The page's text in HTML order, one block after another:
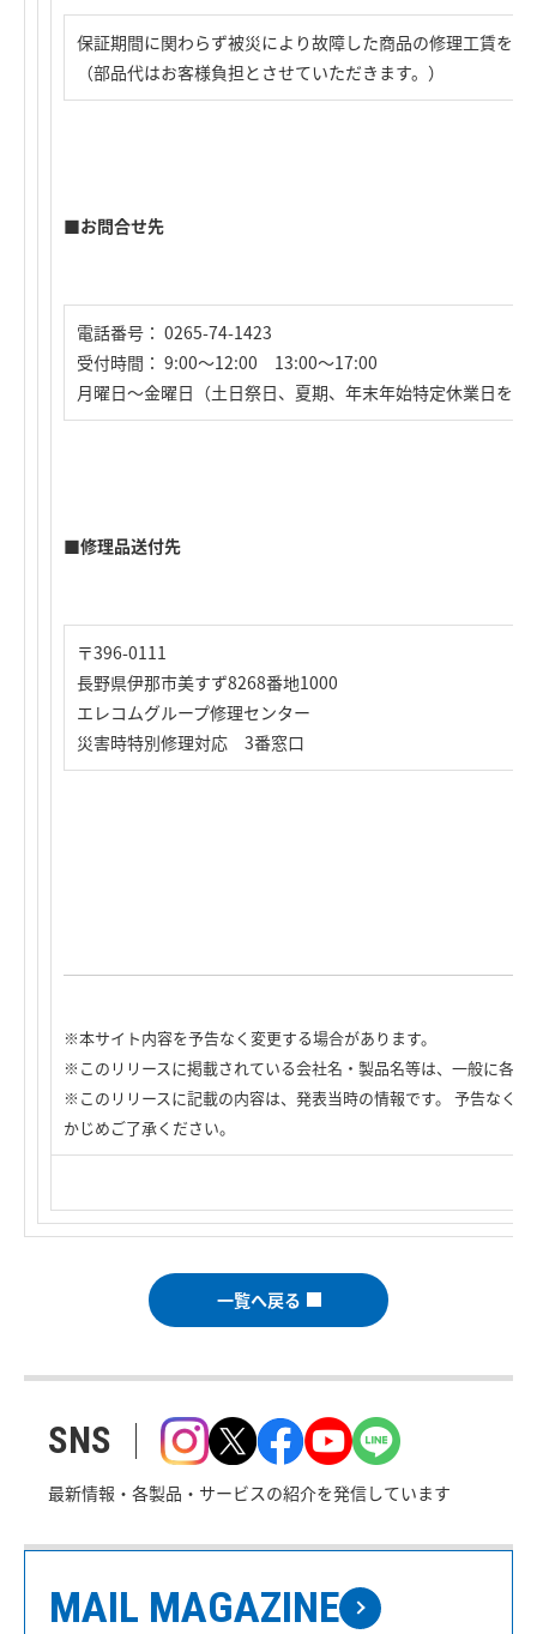
保証期間に関わらず被災により故障した商品の修理工賃を
（部品代はお客様負担とさせていただきます。）
■お問合せ先
電話番号： 0265-74-1423
受付時間： 9:00～12:00 13:00～17:00
月曜日～金曜日（土日祭日、夏期、年末年始特定休業日を除
■修理品送付先
〒396-0111
長野県伊那市美すず8268番地1000
エレコムグループ修理センター
災害時特別修理対応 3番窓口
※本サイト内容を予告なく変更する場合があります。
※このリリースに掲載されている会社名・製品名等は、一般に各社
※このリリースに記載の内容は、発表当時の情報です。 予告なく
かじめご了承ください。
一覧へ戻る
SNS
最新情報・各製品・サービスの紹介を発信しています
MAIL MAGAZINE